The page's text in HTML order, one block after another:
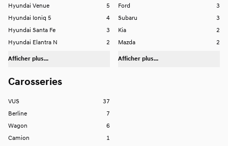
Hyundai Venue
5
Hyundai Ioniq 5
4
Hyundai Santa Fe
3
Hyundai Elantra N
2
Afficher plus...
Ford
3
Subaru
3
Kia
2
Mazda
2
Afficher plus...
Carosseries
VUS
37
Berline
7
Wagon
6
Camion
1